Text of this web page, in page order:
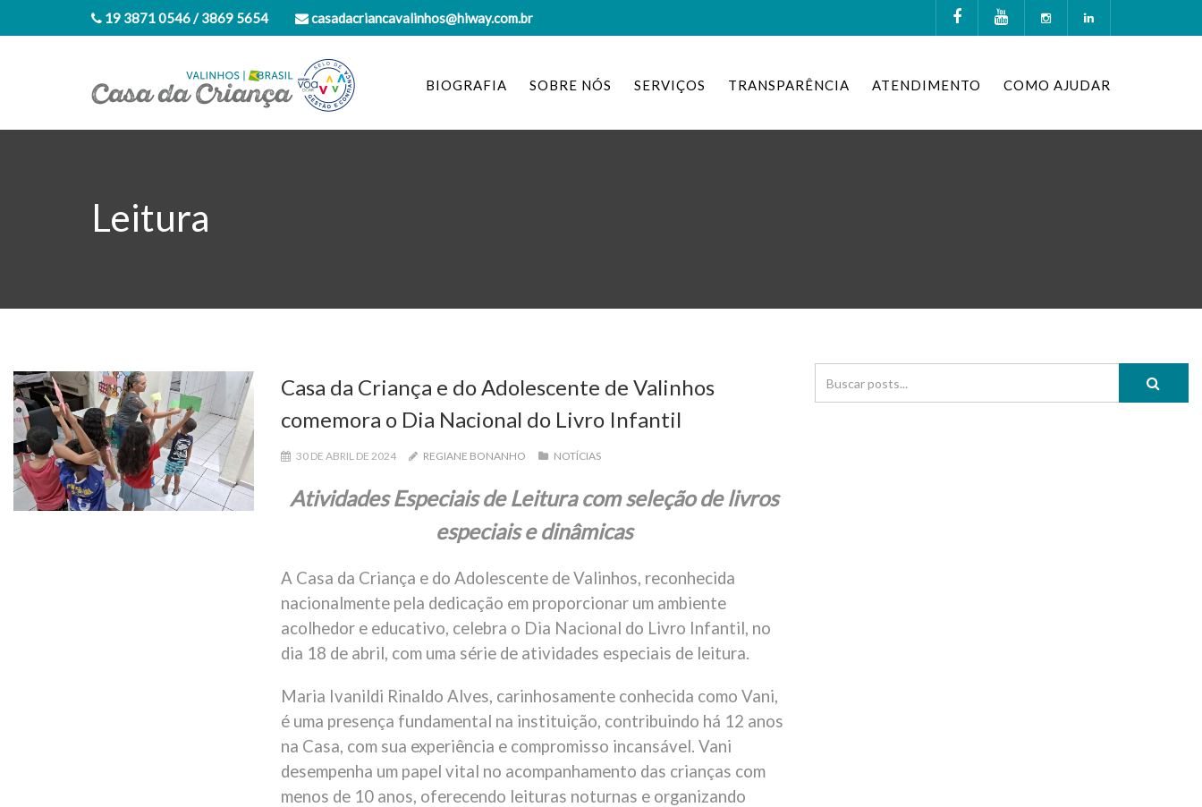
19 3871 0546 / 3869 5654 casadacriancavalinhos@hiway.com.br
BIOGRAFIA SOBRE NÓS SERVIÇOS TRANSPARÊNCIA ATENDIMENTO COMO AJUDAR
Leitura
Casa da Criança e do Adolescente de Valinhos
comemora o Dia Nacional do Livro Infantil
30 DE ABRIL DE 2024 REGIANE BONANHO NOTÍCIAS
Atividades Especiais de Leitura com seleção de livros
especiais e dinâmicas
A Casa da Criança e do Adolescente de Valinhos, reconhecida
nacionalmente pela dedicação em proporcionar um ambiente
acolhedor e educativo, celebra o Dia Nacional do Livro Infantil, no
dia 18 de abril, com uma série de atividades especiais de leitura.
Maria Ivanildi Rinaldo Alves, carinhosamente conhecida como Vani,
é uma presença fundamental na instituição, contribuindo há 12 anos
na Casa, com sua experiência e compromisso incansável. Vani
desempenha um papel vital no acompanhamento das crianças com
menos de 10 anos, oferecendo leituras noturnas e organizando